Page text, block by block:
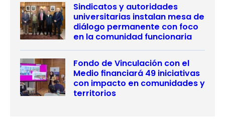
Sindicatos y autoridades
universitarias instalan mesa de
diálogo permanente con foco
en la comunidad funcionaria
Fondo de Vinculación con el
Medio financiará 49 iniciativas
con impacto en comunidades y
territorios